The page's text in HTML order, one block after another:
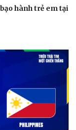
hành trẻ em tại